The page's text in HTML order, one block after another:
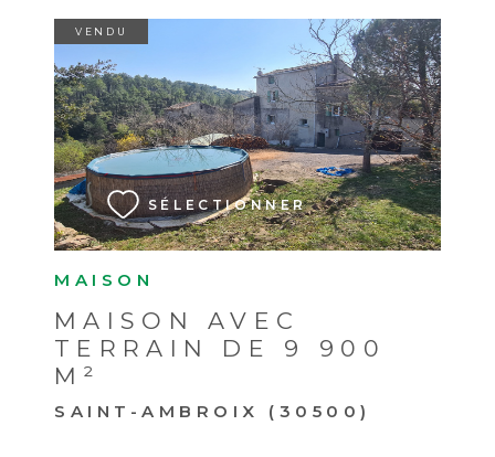
MAISON
MAISON AVEC
TERRAIN DE 9 900
M²
SAINT-AMBROIX (30500)
VENDU
SÉLECTIONNER
VOIR LE BIEN